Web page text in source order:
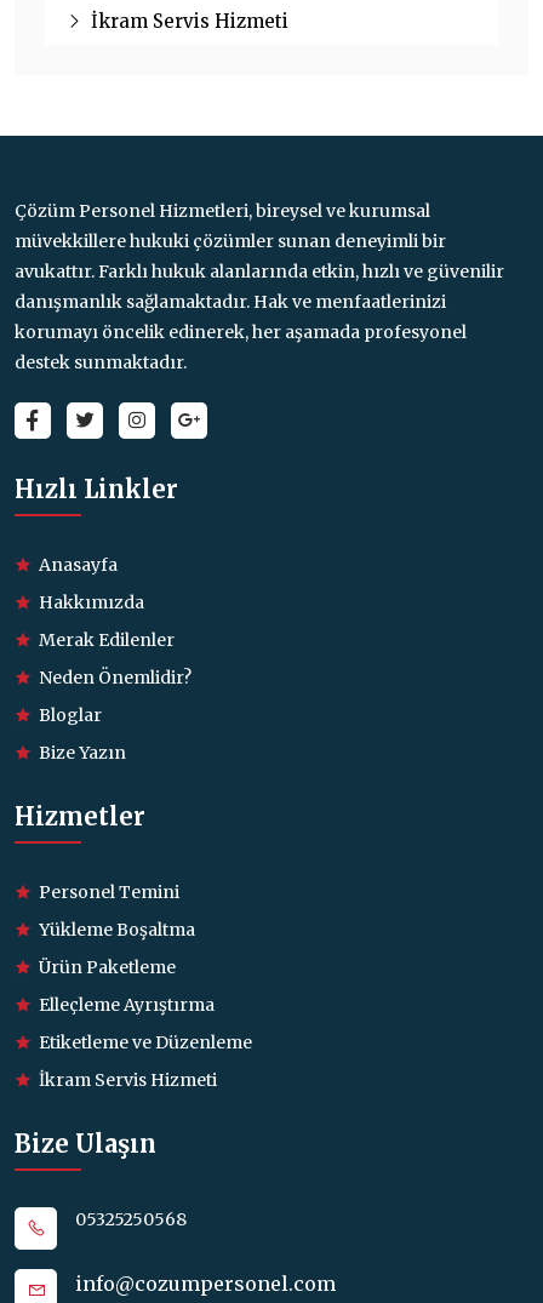
İkram Servis Hizmeti
Çözüm Personel Hizmetleri, bireysel ve kurumsal
müvekkillere hukuki çözümler sunan deneyimli bir
avukattır. Farklı hukuk alanlarında etkin, hızlı ve güvenilir
danışmanlık sağlamaktadır. Hak ve menfaatlerinizi
korumayı öncelik edinerek, her aşamada profesyonel
destek sunmaktadır.
Hızlı Linkler
Anasayfa
Hakkımızda
Merak Edilenler
Neden Önemlidir?
Bloglar
Bize Yazın
Hizmetler
Personel Temini
Yükleme Boşaltma
Ürün Paketleme
Elleçleme Ayrıştırma
Etiketleme ve Düzenleme
İkram Servis Hizmeti
Bize Ulaşın
05325250568
info@cozumpersonel.com